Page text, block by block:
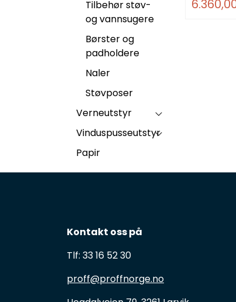
Tilbehør støv-
og vannsugere
Børster og
padholdere
Naler
Støvposer
Verneutstyr
Vinduspusseutstyr
Papir
Kontakt oss på
Tlf: 33 16 52 30
proff@proffnorge.no